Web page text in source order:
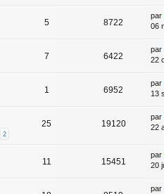
5 8722
par
06
7 6422
par
22
1 6952
par
13
2
25 19120
par
22
11 15451
par
20
par